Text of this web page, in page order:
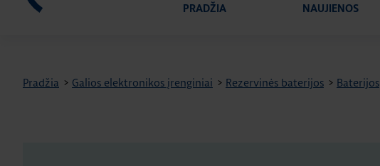
PRADŽIA NAUJIENOS
Pradžia > Galios elektronikos įrenginiai > Rezervinės baterijos > Baterijos